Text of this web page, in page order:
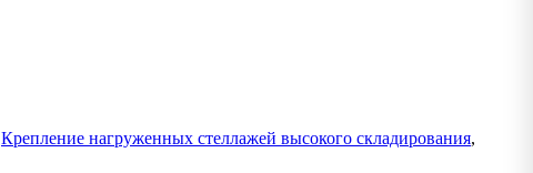
Крепление нагруженных стеллажей высокого складирования,